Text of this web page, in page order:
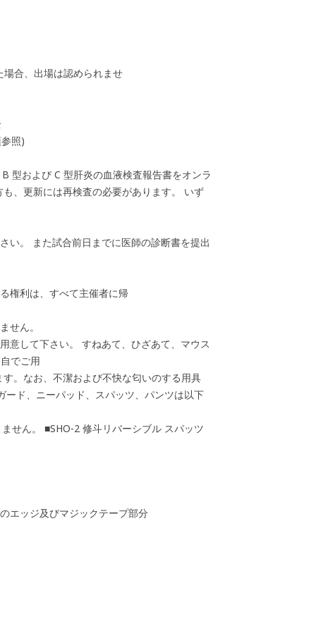
合、出場は認められませ
照)
型および C 型肝炎の血液検査報告書をオンラ
、更新には再検査の必要があります。 いず
い。 また試合前日までに医師の診断書を提出
権利は、すべて主催者に帰
せん。
意して下さい。 すねあて、ひざあて、マウス
でご用
。なお、不潔および不快な匂いのする用具
ド、ニーパッド、スパッツ、パンツは以下
せん。 ■SHO-2 修斗リバーシブル スパッツ
エッジ及びマジックテープ部分